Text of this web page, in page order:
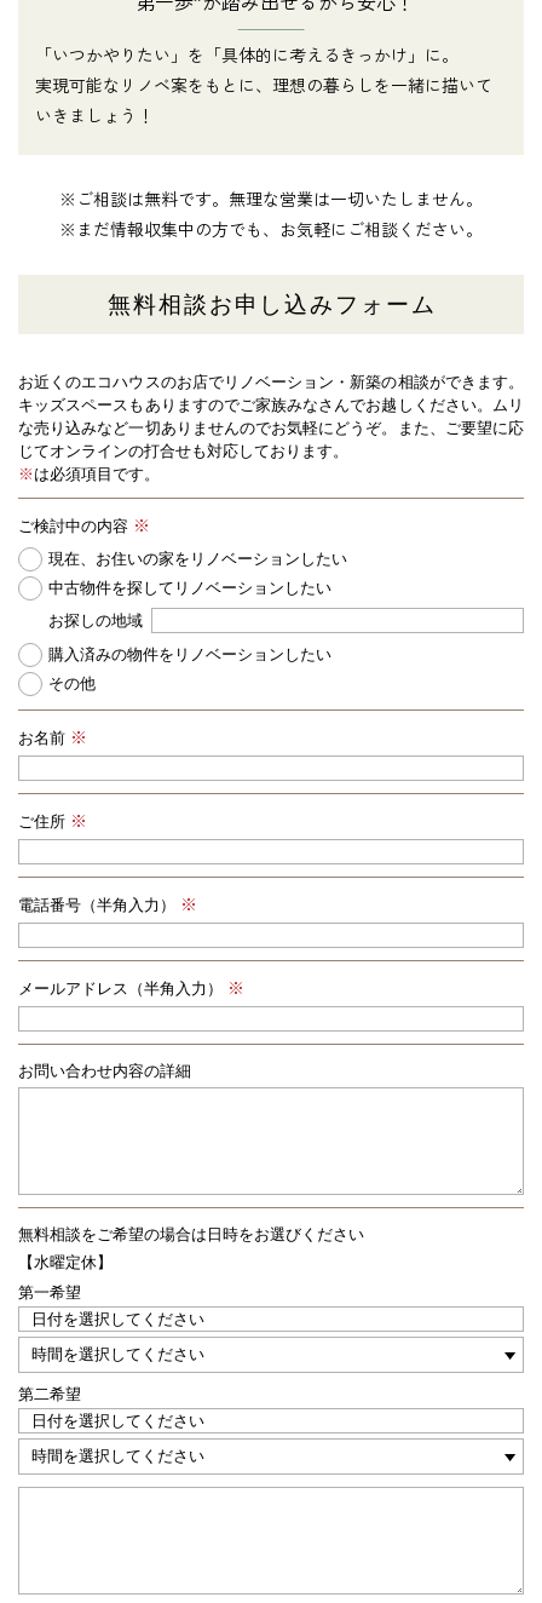
「いつかやりたい」を「具体的に考えるきっかけ」に。
実現可能なリノベ案をもとに、理想の暮らしを一緒に描いて
いきましょう！
※ご相談は無料です。無理な営業は一切いたしません。
※まだ情報収集中の方でも、お気軽にご相談ください。
無料相談お申し込みフォーム
お近くのエコハウスのお店でリノベーション・新築の相談ができます。
キッズスペースもありますのでご家族みなさんでお越しください。
ムリ
な売り込みなど一切ありませんのでお気軽にどうぞ。また、ご要望に応
じてオンラインの打合せも対応しております。
※ は必須項目です。
ご検討中の内容
現在、お住いの家をリノベーションしたい
中古物件を探してリノベーションしたい
お探しの地域
購入済みの物件をリノベーションしたい
その他
お名前
ご住所
電話番号（半角入力）
メールアドレス（半角入力）
お問い合わせ内容の詳細
無料相談をご希望の場合は 日時をお選びください
【水曜定休】
第一希望
第二希望